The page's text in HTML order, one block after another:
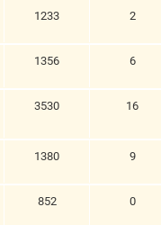
2
1233
6
1356
16
3530
9
1380
0
852